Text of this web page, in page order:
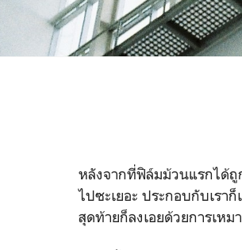
หลังจากที่ฟิล์มม้วนแรกได้ถู
ไปซะเยอะ ประกอบกับเร
สุดท้ายก็ลงเอยด้วยการเห